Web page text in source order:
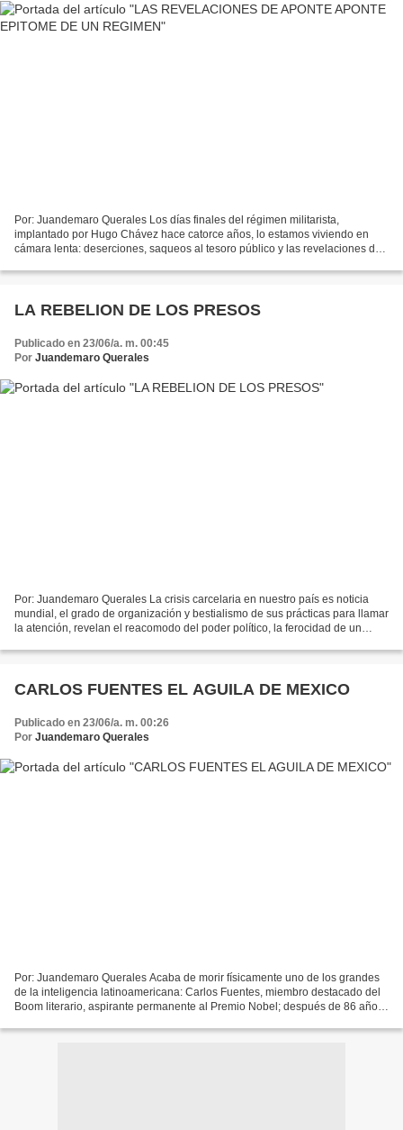
Por: Juandemaro Querales Los días finales del régimen militarista,
implantado por Hugo Chávez hace catorce años, lo estamos viviendo en
cámara lenta: deserciones, saqueos al tesoro público y las revelaciones de
LA REBELION DE LOS PRESOS
Publicado en 23/06/a. m. 00:45
Por Juandemaro Querales
Por: Juandemaro Querales La crisis carcelaria en nuestro país es noticia
mundial, el grado de organización y bestialismo de sus prácticas para llamar
la atención, revelan el reacomodo del poder político, la ferocidad de un
CARLOS FUENTES EL AGUILA DE MEXICO
Publicado en 23/06/a. m. 00:26
Por Juandemaro Querales
Por: Juandemaro Querales Acaba de morir físicamente uno de los grandes
de la inteligencia latinoamericana: Carlos Fuentes, miembro destacado del
Boom literario, aspirante permanente al Premio Nobel; después de 86 años